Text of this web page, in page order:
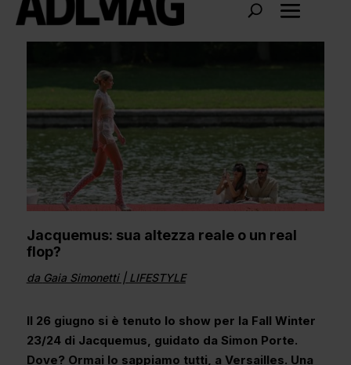
Jacquemus: sua altezza reale o un real
flop?
da Gaia Simonetti| LIFESTYLE
Il 26 giugno si è tenuto lo show per la Fall Winter
23/24 di Jacquemus, guidato da Simon Porte.
Dove? Ormai lo sappiamo tutti, a Versailles. Una